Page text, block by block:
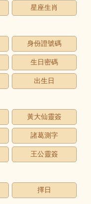
星座生肖
身份證號碼
生日密碼
出生日
黃大仙靈簽
諸葛測字
王公靈簽
擇日